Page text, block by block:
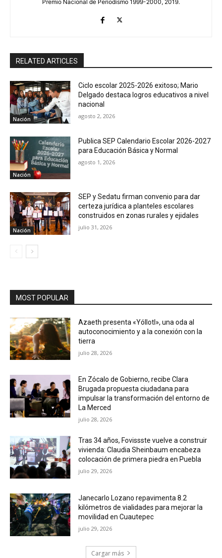
Premio Nacional de Periodismo 1999-2000, 2019.
RELATED ARTICLES
Nación
Ciclo escolar 2025-2026 exitoso; Mario
Delgado destaca logros educativos a nivel
nacional
agosto 2, 2026
Nación
Publica SEP Calendario Escolar 2026-2027
para Educación Básica y Normal
agosto 1, 2026
Nación
SEP y Sedatu firman convenio para dar
certeza jurídica a planteles escolares
construidos en zonas rurales y ejidales
julio 31, 2026
MOST POPULAR
Azaeth presenta «Yóllotl», una oda al
autoconocimiento y a la conexión con la
tierra
julio 28, 2026
En Zócalo de Gobierno, recibe Clara
Brugada propuesta ciudadana para
impulsar la transformación del entorno de
La Merced
julio 28, 2026
Tras 34 años, Fovissste vuelve a construir
vivienda: Claudia Sheinbaum encabeza
colocación de primera piedra en Puebla
julio 29, 2026
Janecarlo Lozano repavimenta 8.2
kilómetros de vialidades para mejorar la
movilidad en Cuautepec
julio 29, 2026
Cargar más